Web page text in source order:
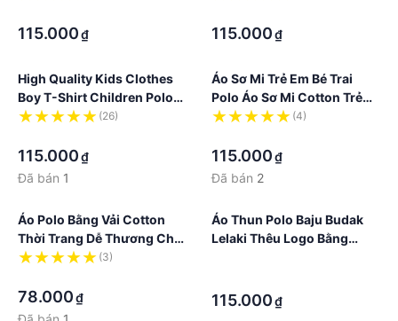
Stock
115.000₫
Outer Wear Boy Polo Shirt
115.000₫
High Quality Kids Clothes
Boy T-Shirt Children Polo
Shirt Boys Clothing Cotton
(26)
115.000₫
Đã bán 1
Áo Sơ Mi Trẻ Em Bé Trai
Polo Áo Sơ Mi Cotton Trẻ
Em Quần Áo Trẻ Em Hàn
Khí Thoải Mái Làm Mới
(4)
115.000₫
Đã bán 2
Áo Polo Bằng Vải Cotton
Thời Trang Dễ Thương Cho
Bé Trai
(3)
78.000₫
Áo Thun Polo Baju Budak
Lelaki Thêu Logo Bằng
115.000₫